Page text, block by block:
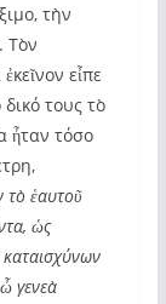
τὴν
Τὸν
εἶπε
τους τὸ
ἦταν τόσο
ἑαυτοῦ
ὡς
καταισχύνων
γενεὰ